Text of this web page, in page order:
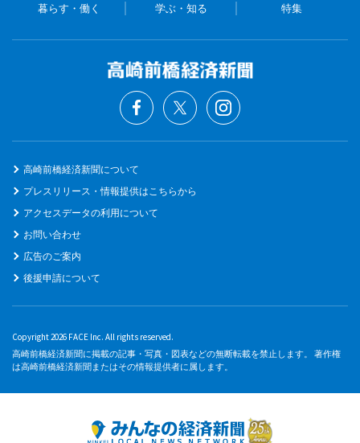
暮らす・働く 学ぶ・知る 特集
高崎前橋経済新聞について
プレスリリース・情報提供はこちらから
アクセスデータの利用について
お問い合わせ
広告のご案内
後援申請について
Copyright 2026 FACE Inc. All rights reserved.
高崎前橋経済新聞に掲載の記事・写真・図表などの無断転載を禁止します。 著作権
は高崎前橋経済新聞またはその情報提供者に属します。